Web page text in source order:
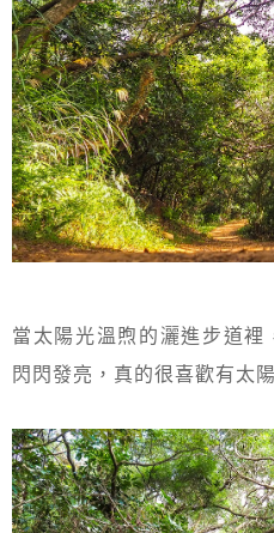
當太陽光溫煦的灑進步道
閃閃發亮，真的很喜歡有太